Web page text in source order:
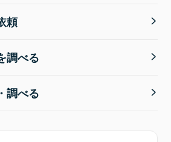
頼
調べる
調べる